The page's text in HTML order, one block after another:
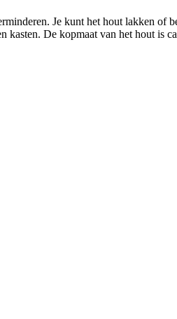
Je kunt het hout lakken
De kopmaat van het hout is